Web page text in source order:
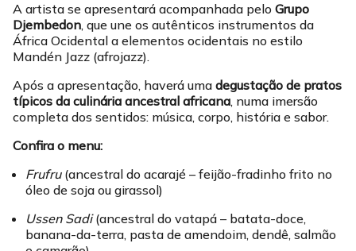
A artista se apresentará acompanhada pelo Grupo
Djembedon, que une os autênticos instrumentos da
África Ocidental a elementos ocidentais no estilo
Mandén Jazz (afrojazz).
Após a apresentação, haverá uma degustação de pratos
típicos da culinária ancestral africana, numa imersão
completa dos sentidos: música, corpo, história e sabor.
Confira o menu:
Frufru(ancestral do acarajé – feijão-fradinho frito no
óleo de soja ou girassol)
Ussen Sadi(ancestral do vatapá – batata-doce,
banana-da-terra, pasta de amendoim, dendê, salmão